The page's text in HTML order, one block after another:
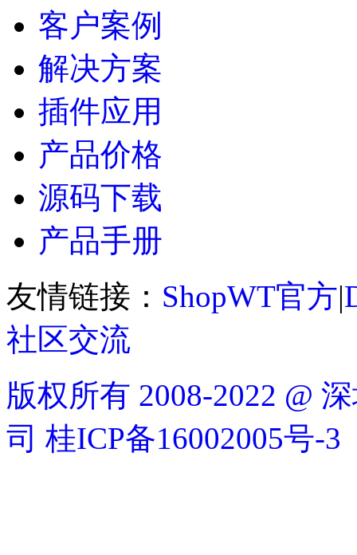
客户案例
解决方案
插件应用
产品价格
源码下载
产品手册
友情链接： ShopWT官方|
社区交流
版权所有 2008-2022 @
司 桂ICP备16002005号-3